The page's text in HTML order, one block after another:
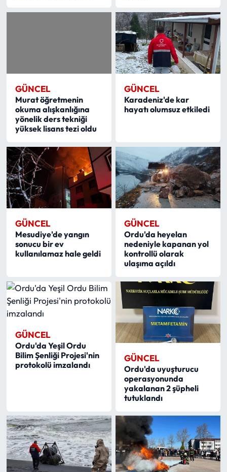
GÜNCEL
Murat öğretmenin
okuma alışkanlığına
yönelik ders tekniği
yüksek lisans tezi oldu
GÜNCEL
Karadeniz'de kar
hayatı olumsuz etkiledi
GÜNCEL
Mesudiye'de yangın
sonucu bir ev
kullanılamaz hale geldi
GÜNCEL
Ordu'da heyelan
nedeniyle kapanan yol
kontrollü olarak
ulaşıma açıldı
GÜNCEL
Ordu'da Yeşil Ordu
Bilim Şenliği Projesi'nin
protokolü imzalandı
GÜNCEL
Ordu'da uyuşturucu
operasyonunda
yakalanan 2 şüpheli
tutuklandı